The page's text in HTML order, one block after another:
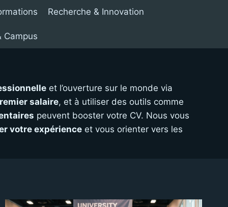
Recherche & Innovation
Campus
et l’ouverture sur le monde via
salaire, et à utiliser des outils comme
peuvent booster votre CV. Nous vous
votre expérienceet vous orienter vers les